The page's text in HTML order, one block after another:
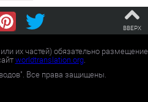
ВВЕРХ
их частей) обязательно размещение
worldtranslation.org.
Все права защищены.